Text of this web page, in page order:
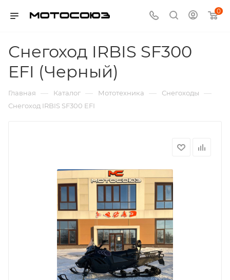
0
Снегоход IRBIS SF300
EFI (Черный)
Главная — Каталог — Мототехника — Снегоходы —
Снегоход IRBIS SF300 EFI